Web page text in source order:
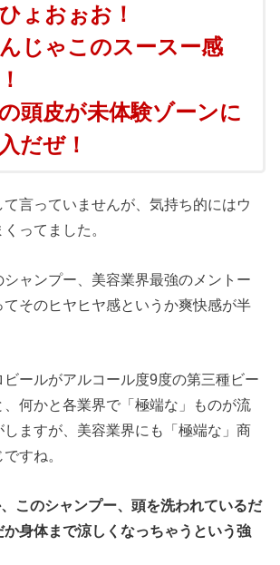
ょおぉお！
じゃこのスースー感
頭皮が未体験ゾーンに
だぜ！
言っていませんが、気持ち的にはウ
ってました。
ャンプー、美容業界最強のメントー
てそのヒヤヒヤ感というか爽快感が半
ールがアルコール度9度の第三種ビー
、何かと各業界で「極端な」ものが流
ますが、美容業界にも「極端な」商
すね。
このシャンプー、頭を洗われているだ
か身体まで涼しくなっちゃうという強